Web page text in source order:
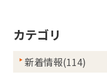
カテゴリ
新着情報(114)